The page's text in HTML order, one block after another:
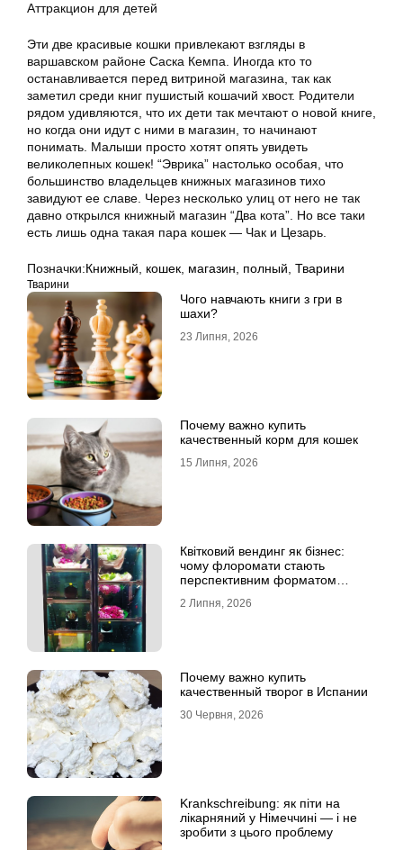
Аттракцион для детей
Эти две красивые кошки привлекают взгляды в
варшавском районе Саска Кемпа. Иногда кто то
останавливается перед витриной магазина, так как
заметил среди книг пушистый кошачий хвост. Родители
рядом удивляются, что их дети так мечтают о новой книге,
но когда они идут с ними в магазин, то начинают
понимать. Малыши просто хотят опять увидеть
великолепных кошек! “Эврика” настолько особая, что
большинство владельцев книжных магазинов тихо
завидуют ее славе. Через несколько улиц от него не так
давно открылся книжный магазин “Два кота”. Но все таки
есть лишь одна такая пара кошек — Чак и Цезарь.
Позначки:Книжный кошек магазин полный Тварини
Тварини
Чого навчають книги з гри в
шахи?
23 Липня, 2026
Почему важно купить
качественный корм для кошек
15 Липня, 2026
Квітковий вендинг як бізнес:
чому флоромати стають
перспективним форматом
2 Липня, 2026
Почему важно купить
качественный творог в Испании
30 Червня, 2026
Krankschreibung: як піти на
лікарняний у Німеччині — і не
зробити з цього проблему